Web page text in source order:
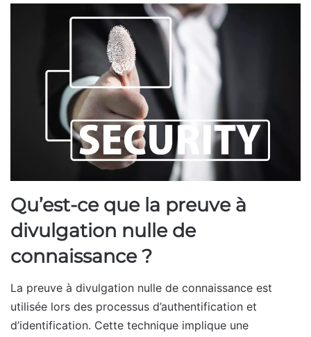
Qu’est-ce que la preuve à
divulgation nulle de
connaissance ?
La preuve à divulgation nulle de connaissance est
utilisée lors des processus d’authentification et
d’identification. Cette technique implique une